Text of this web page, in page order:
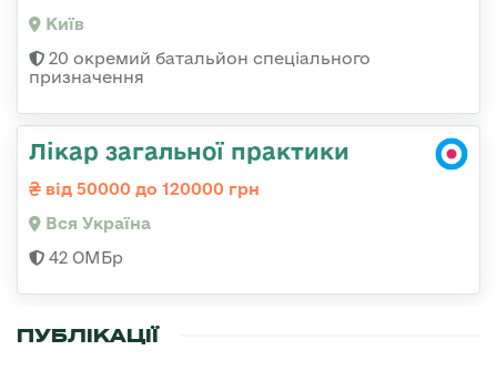
Київ
20 окремий батальйон спеціального
призначення
Лікар загальної практики
від 50000 до 120000 грн
Вся Україна
42 ОМБр
ПУБЛІКАЦІЇ